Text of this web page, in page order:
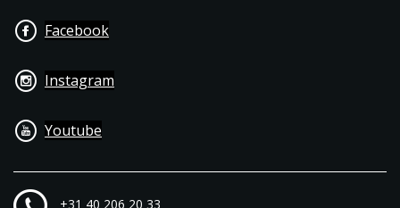
Facebook
Instagram
Youtube
+31 40 206 20 33